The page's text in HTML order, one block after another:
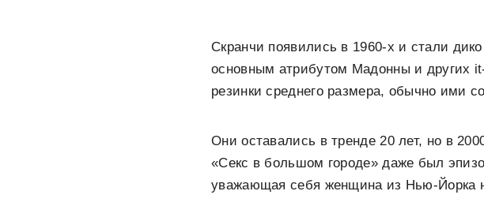
Скранчи появились в 1960-х и стали
основным атрибутом Мадонны и других
резинки среднего размера, обычно ими
Они оставались в тренде 20 лет, но в
«Секс в большом городе» даже был
уважающая себя женщина из Нью-Йорка